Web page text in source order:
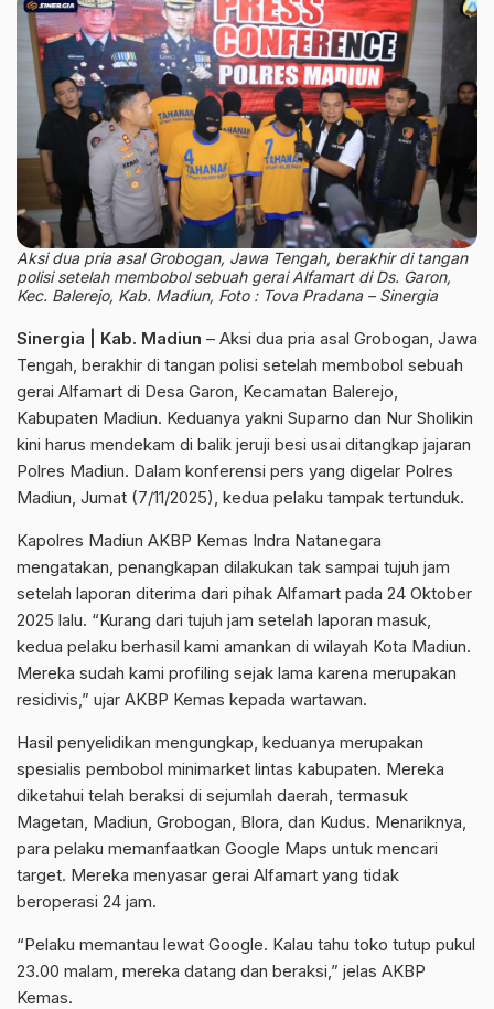
Aksi dua pria asal Grobogan, Jawa Tengah, berakhir di tangan
polisi setelah membobol sebuah gerai Alfamart di Ds. Garon,
Kec. Balerejo, Kab. Madiun, Foto : Tova Pradana – Sinergia
Sinergia | Kab. Madiun – Aksi dua pria asal Grobogan, Jawa
Tengah, berakhir di tangan polisi setelah membobol sebuah
gerai Alfamart di Desa Garon, Kecamatan Balerejo,
Kabupaten Madiun. Keduanya yakni Suparno dan Nur Sholikin
kini harus mendekam di balik jeruji besi usai ditangkap jajaran
Polres Madiun. Dalam konferensi pers yang digelar Polres
Madiun, Jumat (7/11/2025), kedua pelaku tampak tertunduk.
Kapolres Madiun AKBP Kemas Indra Natanegara
mengatakan, penangkapan dilakukan tak sampai tujuh jam
setelah laporan diterima dari pihak Alfamart pada 24 Oktober
2025 lalu. “Kurang dari tujuh jam setelah laporan masuk,
kedua pelaku berhasil kami amankan di wilayah Kota Madiun.
Mereka sudah kami profiling sejak lama karena merupakan
residivis,” ujar AKBP Kemas kepada wartawan.
Hasil penyelidikan mengungkap, keduanya merupakan
spesialis pembobol minimarket lintas kabupaten. Mereka
diketahui telah beraksi di sejumlah daerah, termasuk
Magetan, Madiun, Grobogan, Blora, dan Kudus. Menariknya,
para pelaku memanfaatkan Google Maps untuk mencari
target. Mereka menyasar gerai Alfamart yang tidak
beroperasi 24 jam.
“Pelaku memantau lewat Google. Kalau tahu toko tutup pukul
23.00 malam, mereka datang dan beraksi,” jelas AKBP
Kemas.